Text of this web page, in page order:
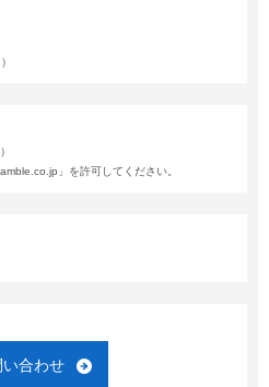
」を許可してください。
い合わせ